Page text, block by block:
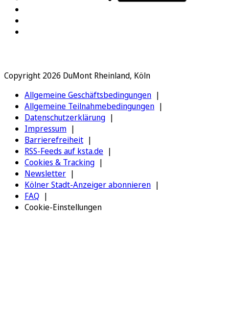
Copyright 2026 DuMont Rheinland, Köln
Allgemeine Geschäftsbedingungen
Allgemeine Teilnahmebedingungen
Datenschutzerklärung
Impressum
Barrierefreiheit
RSS-Feeds auf ksta.de
Cookies & Tracking
Newsletter
Kölner Stadt-Anzeiger abonnieren
FAQ
Cookie-Einstellungen